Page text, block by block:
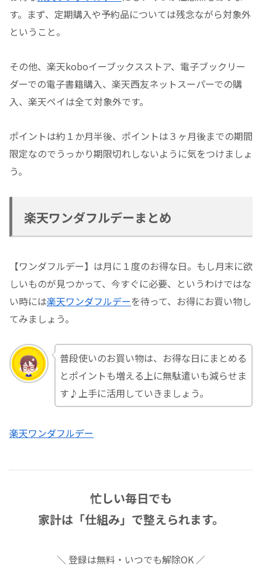
す。まず、定期購入や予約品については残念ながら対象外
ということ。
その他、楽天koboイーブックスストア、電子ブックリー
ダーでの電子書籍購入、楽天西友ネットスーパーでの購
入、楽天ペイは全て対象外です。
ポイントは約１か月半後、ポイントは３ヶ月後までの期間
限定なのでうっかり期限切れしないように気をつけましょ
う。
楽天ワンダフルデーまとめ
【ワンダフルデー】は月に１度のお得な日。もし月末に欲
しいものが見つかって、今すぐに必要、というわけではな
い時には楽天ワンダフルデーを待って、お得にお買い物し
てみましょう。
普段使いのお買い物は、お得な日にまとめる
とポイントも増える上に無駄遣いも減らせま
す♪上手に活用していきましょう。
楽天ワンダフルデー
忙しい毎日でも
家計は「仕組み」で整えられます。
＼ 登録は無料・いつでも解除OK ／